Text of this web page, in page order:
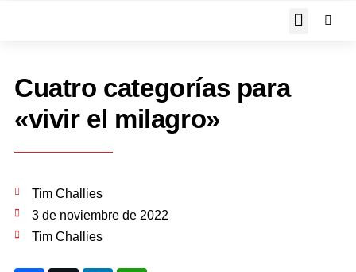
Cuatro categorías para
«vivir el milagro»
Tim Challies
3 de noviembre de 2022
Tim Challies